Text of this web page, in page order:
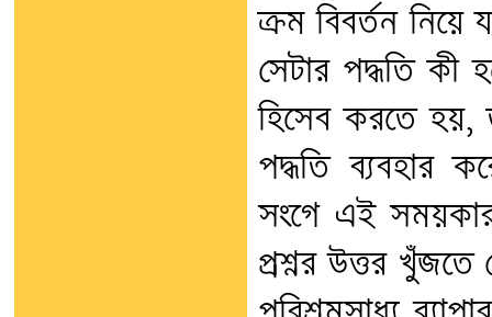
ক্রম বিবর্তন
সেটার পদ্ধতি কী
হিসেব করতে
পদ্ধতি ব্যবহার
সংগে এই সময়কার
প্রশ্নর উত্তর